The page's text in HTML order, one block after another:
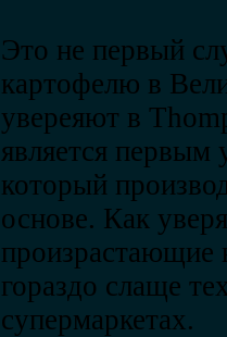
Это не первый
картофелю в
увереяют в
является
который
основе. Как
произрастающие
гораздо слаще
супермаркетах.